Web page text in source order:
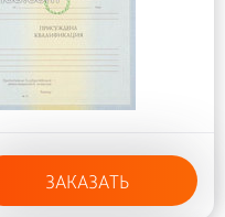
ЗАКАЗАТЬ